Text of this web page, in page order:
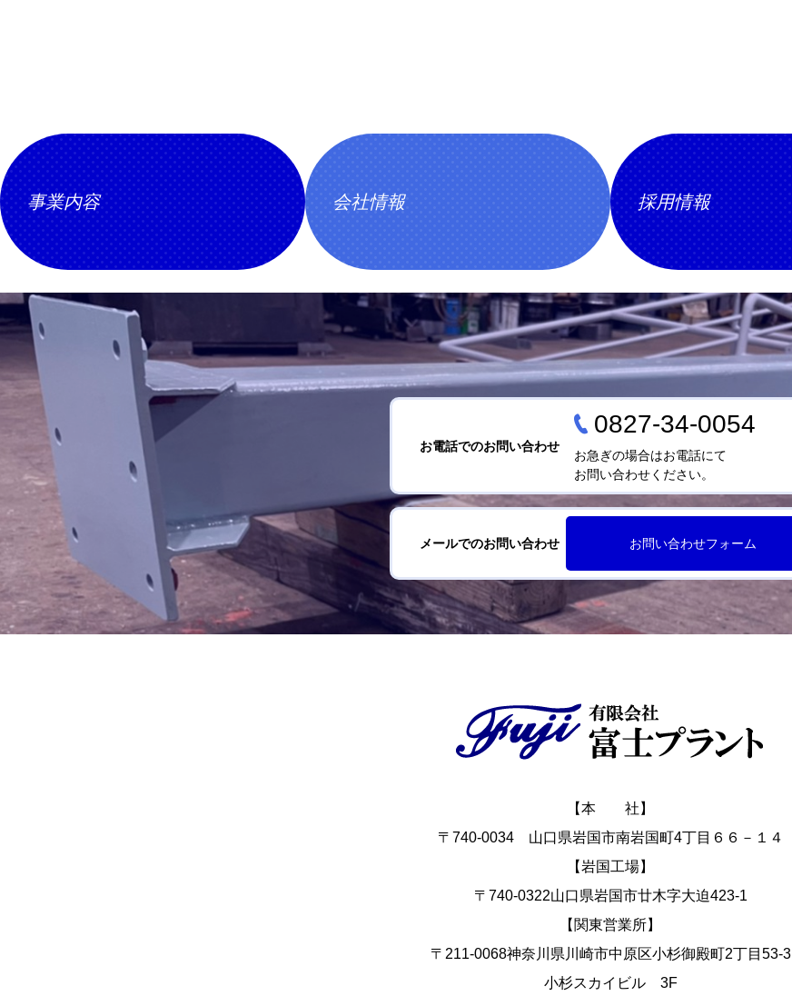
事業内容 会社情報 採用情報
メールでのお問い合わせ お問い合わせフォーム
お電話でのお問い合わせ
0827-34-0054
お急ぎの場合はお電話にて
お問い合わせください。
【本 社】
〒740-0034 山口県岩国市南岩国町4丁目６６－１４
【岩国工場】
〒740-0322山口県岩国市廿木字大迫423-1
【関東営業所】
〒211-0068神奈川県川崎市中原区小杉御殿町2丁目53-3
小杉スカイビル 3F